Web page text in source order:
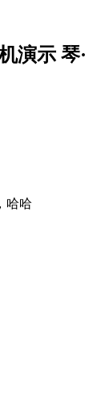
演示 琴·
哈哈